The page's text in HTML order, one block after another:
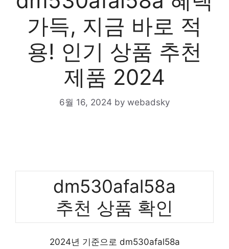
가득, 지금 바로 적
용! 인기 상품 추천
제품 2024
6월 16, 2024 by webadsky
dm530afal58a
추천 상품 확인
2024년 기준으로 dm530afal58a